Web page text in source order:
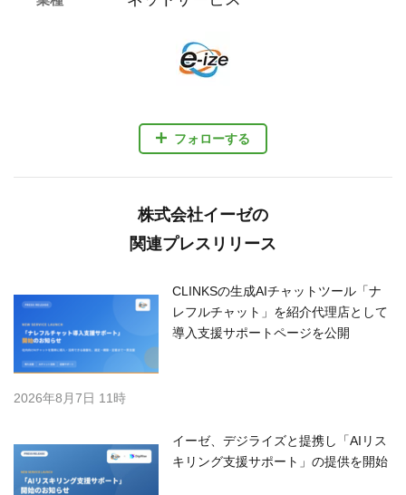
フォローする
株式会社イーゼの
関連プレスリリース
CLINKSの生成AIチャットツール「ナ
レフルチャット」を紹介代理店として
導入支援サポートページを公開
2026年8月7日 11時
イーゼ、デジライズと提携し「AIリス
キリング支援サポート」の提供を開始